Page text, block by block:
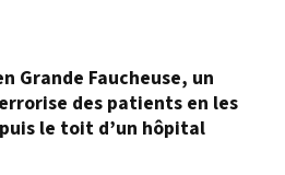
Grande Faucheuse, un
des patients en les
le toit d’un hôpital